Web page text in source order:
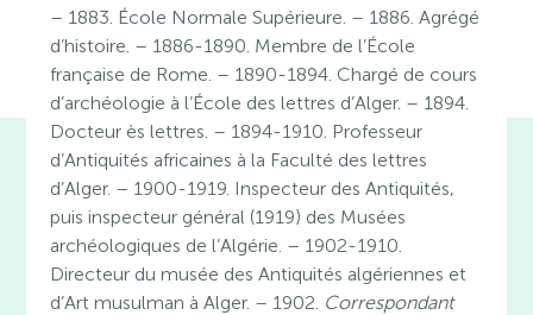
– 1883. École Normale Supérieure. – 1886. Agrégé
d’histoire. – 1886-1890. Membre de l’École
française de Rome. – 1890-1894. Chargé de cours
d’archéologie à l’École des lettres d’Alger. – 1894.
Docteur ès lettres. – 1894-1910. Professeur
d’Antiquités africaines à la Faculté des lettres
d’Alger. – 1900-1919. Inspecteur des Antiquités,
puis inspecteur général (1919) des Musées
archéologiques de l’Algérie. – 1902-1910.
Directeur du musée des Antiquités algériennes et
d’Art musulman à Alger. – 1902. Correspondant